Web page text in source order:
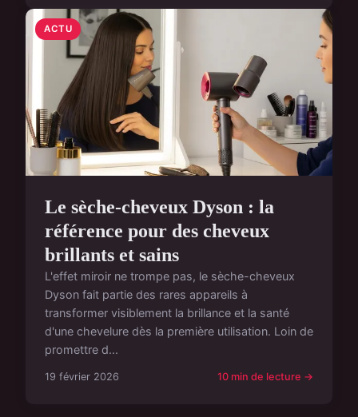
ACTU
Le sèche-cheveux Dyson : la
référence pour des cheveux
brillants et sains
L'effet miroir ne trompe pas, le sèche-cheveux
Dyson fait partie des rares appareils à
transformer visiblement la brillance et la santé
d'une chevelure dès la première utilisation. Loin de
promettre d...
19 février 2026 10 min de lecture →